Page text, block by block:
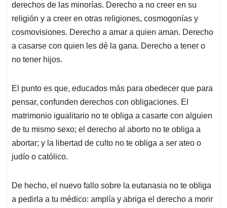
derechos de las minorías. Derecho a no creer en su
religión y a creer en otras religiones, cosmogonías y
cosmovisiones. Derecho a amar a quien aman. Derecho
a casarse con quien les dé la gana. Derecho a tener o
no tener hijos.
El punto es que, educados más para obedecer que para
pensar, confunden derechos con obligaciones. El
matrimonio igualitario no te obliga a casarte con alguien
de tu mismo sexo; el derecho al aborto no te obliga a
abortar; y la libertad de culto no te obliga a ser ateo o
judío o católico.
De hecho, el nuevo fallo sobre la eutanasia no te obliga
a pedirla a tu médico: amplía y abriga el derecho a morir